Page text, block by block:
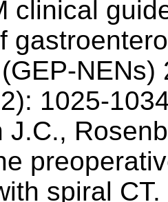
clinical
1025-
J.C.,
spiral